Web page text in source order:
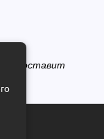
оставит